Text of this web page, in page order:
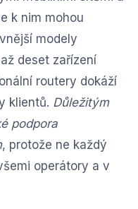
k nim mohou
modely
deset zařízení
routery dokáží
klientů. Důležitým
podpora
, protože ne každý
operátory a v